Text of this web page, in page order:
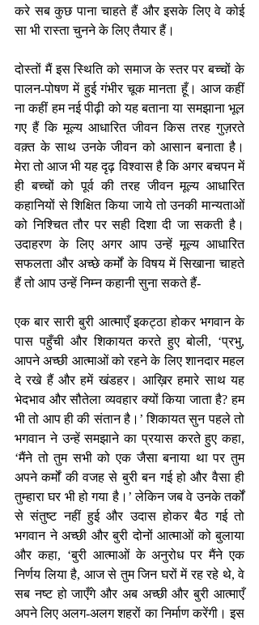
करे सब कुछ पाना चाहते हैं और इसके लिए वे कोई
सा भी रास्ता चुनने के लिए तैयार हैं।
दोस्तों मैं इस स्थिति को समाज के स्तर पर बच्चों के
पालन-पोषण में हुई गंभीर चूक मानता हूँ। आज कहीं
ना कहीं हम नई पीढ़ी को यह बताना या समझाना भूल
गए हैं कि मूल्य आधारित जीवन किस तरह गुज़रते
वक़्त के साथ उनके जीवन को आसान बनाता है।
मेरा तो आज भी यह दृढ़ विश्वास है कि अगर बचपन में
ही बच्चों को पूर्व की तरह जीवन मूल्य आधारित
कहानियों से शिक्षित किया जाये तो उनकी मान्यताओं
को निश्चित तौर पर सही दिशा दी जा सकती है।
उदाहरण के लिए अगर आप उन्हें मूल्य आधारित
सफलता और अच्छे कर्मों के विषय में सिखाना चाहते
हैं तो आप उन्हें निम्न कहानी सुना सकते हैं-
एक बार सारी बुरी आत्माएँ इकट्ठा होकर भगवान के
पास पहुँची और शिकायत करते हुए बोली, ‘प्रभु,
आपने अच्छी आत्माओं को रहने के लिए शानदार महल
दे रखे हैं और हमें खंडहर। आख़िर हमारे साथ यह
भेदभाव और सौतेला व्यवहार क्यों किया जाता है? हम
भी तो आप ही की संतान है।’ शिकायत सुन पहले तो
भगवान ने उन्हें समझाने का प्रयास करते हुए कहा,
‘मैंने तो तुम सभी को एक जैसा बनाया था पर तुम
अपने कर्मों की वजह से बुरी बन गई हो और वैसा ही
तुम्हारा घर भी हो गया है।’ लेकिन जब वे उनके तर्कों
से संतुष्ट नहीं हुई और उदास होकर बैठ गई तो
भगवान ने अच्छी और बुरी दोनों आत्माओं को बुलाया
और कहा, ‘बुरी आत्माओं के अनुरोध पर मैंने एक
निर्णय लिया है, आज से तुम जिन घरों में रह रहे थे, वे
सब नष्ट हो जाएँगे और अब अच्छी और बुरी आत्माएँ
अपने लिए अलग-अलग शहरों का निर्माण करेंगी। इस